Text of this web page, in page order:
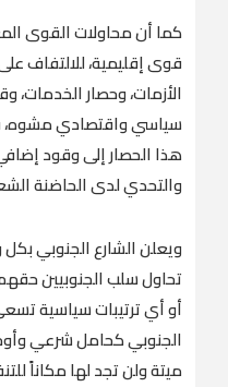
كما أن محاولات القوى
قوى إقليمية، للالتفاف
الأزمات، وحصار
سياسي واقتصادي مشوه،
هذا الحصار إلى وقود
والتحدي لدى الحاضنة
ويعلن الشارع الجنوبي
تحاول سلب الجنوبيين
أو أي ترتيبات سياسية
الجنوبي كحامل شرعي
ميتة ولن تجد لها مكاناً